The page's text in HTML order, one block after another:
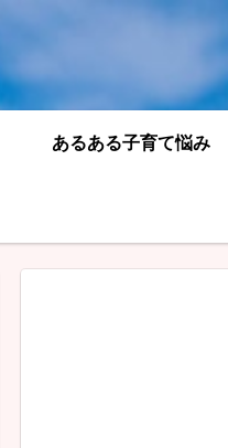
あるある子育て悩み